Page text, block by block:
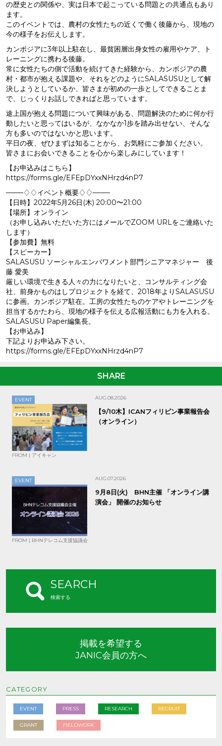
の歴史との関係や、実は日本で起こっている問題との共通点もあり
ます。
このイベントでは、農村の女性たちの近くで働く後藤から、現地の
今の様子をお伝えします。
カンボジアに3年以上駐在し、最貧困層出身女性の雇用やケア、ト
レーニングに携わる後藤。
常に女性たちの側で活動を続けてきた経験から、カンボジアの農
村・都市が抱える課題や、それをどのようにSALASUSUとして解
決しようとしているか、皆さまが初めの一歩としてできることま
で、じっくりお話しできればと思っています。
途上国が抱える問題について興味がある、問題解決のために何か行
動したいと思ってはいるが、なかなか1歩を踏み出せない、そんな
方も多いのではないかと思います。
平日の夜、ぜひまずは知ることから、お気軽にご参加ください。
皆さまにお会いできることを心から楽しみにしています！
【お申込みはこちら】
https://forms.gle/EFEpDYxxNHrzd4nP7
——–♢♢イベント概要♢♢——–
【日時】2022年5月26日(木) 20:00〜21:00
【場所】オンライン
（お申し込みいただいた方にはメールでZOOM URLをご連絡いた
します）
【参加費】無料
【スピーカー】
SALASUSU ソーシャルエンパワメント部門シニアマネジャー 後
藤 愛美
厳しい環境で生きる人々の力になりたいと、コンサルティング会
社、前身かものはしプロジェクトを経て、2018年よりSALASUSU
に参画。カンボジア駐在。工房の女性たちのケアやトレーニングを
担当するかたわら、現地の様子を伝える広報活動にも力を入れる。
SALASUSU Paper編集長。
【お申込み】
下記よりお申込み下さい。
https://forms.gle/EFEpDYxxNHrzd4nP7
SHARE
EVENT AUG.08.2026
【9/10木】ICANフィリピン事業報告会
（オンライン）
FROM | アイキャン
EVENT AUG.07.2026
9月8日(火) BHN主催 「オンライン講
演会」 開催のお知らせ
FROM | BHNテレコム支援協議会
SEARCH
検索する
掲載を希望する
JANIC会員の方へ
CATEGORY
EVENT PRESS RESEARCH RECRUIT
GRANT FIELDWORK